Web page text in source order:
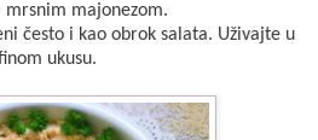
mrsnim majonezom.
često i kao obrok salata. Uživajte u
ukusu.